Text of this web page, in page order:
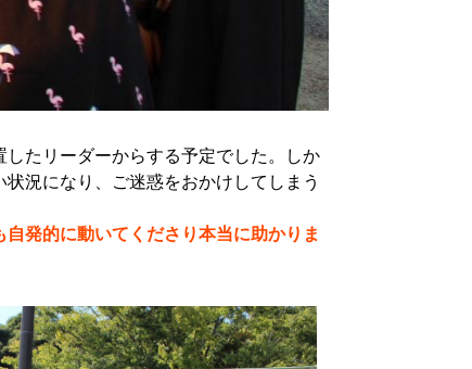
たリーダーからする予定でした。しか
況になり、ご迷惑をおかけしてしまう
発的に動いてくださり本当に助かりま